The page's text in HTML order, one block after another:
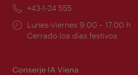
Teléfono:
+43-1-24 555
Horarios
de
Lunes-Viernes 9:00 – 17:00 h
Cerrado los días festivos
Conserje IA Viena